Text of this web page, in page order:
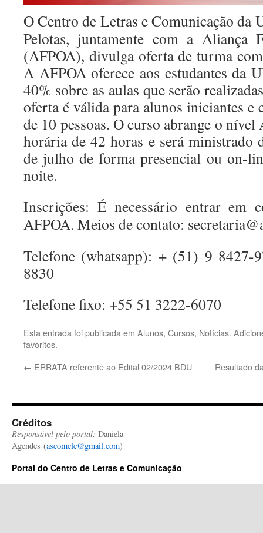
O Centro de Letras e Comunicação da
Pelotas, juntamente com a Aliança
(AFPOA), divulga oferta de turma
A AFPOA oferece aos estudantes da
40% sobre as aulas que serão
oferta é válida para alunos iniciantes
de 10 pessoas. O curso abrange o
horária de 42 horas e será
de julho de forma presencial ou on-
noite.
Inscrições: É necessário entrar em
AFPOA. Meios de contato:
Telefone (whatsapp): + (51) 9
8830
Telefone fixo: +55 51 3222-6070
Esta entrada foi publicada em Alunos, Cursos, Notícias.
favoritos.
← ERRATA referente ao Edital 02/2024 BDU Resultado
Créditos
Responsável pelo portal: Daniela
Agendes (ascomclc@gmail.com)
Portal do Centro de Letras e Comunicação